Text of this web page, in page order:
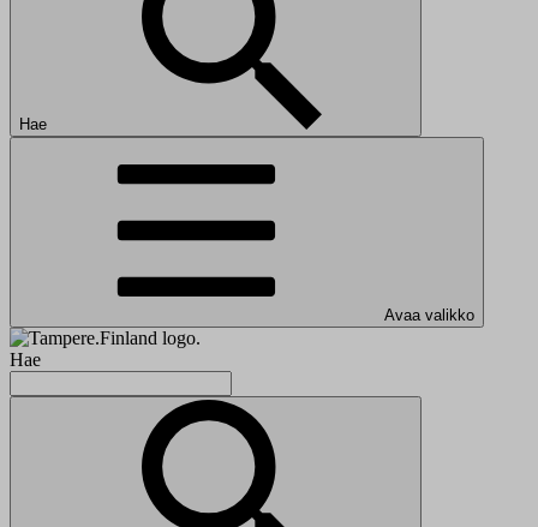
Hae
Avaa valikko
Hae